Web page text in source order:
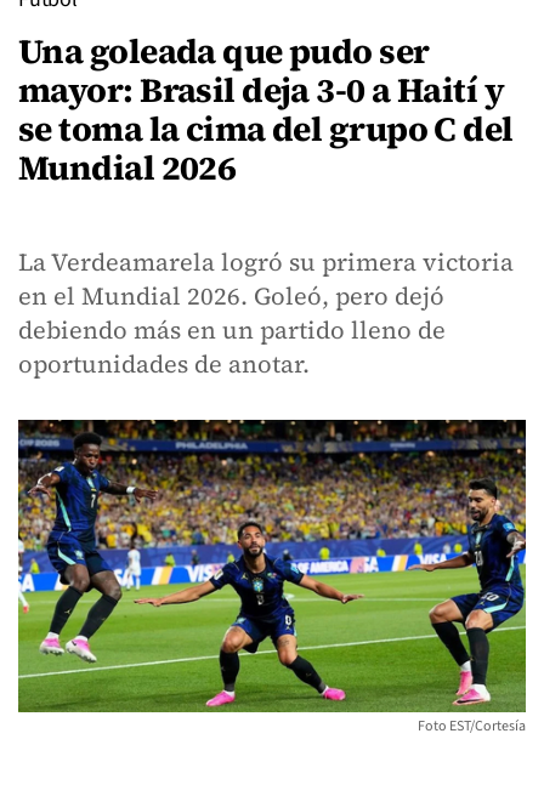
Una goleada que pudo ser
mayor: Brasil deja 3-0 a Haití y
se toma la cima del grupo C del
Mundial 2026
La Verdeamarela logró su primera victoria
en el Mundial 2026. Goleó, pero dejó
debiendo más en un partido lleno de
oportunidades de anotar.
Foto EST/Cortesía